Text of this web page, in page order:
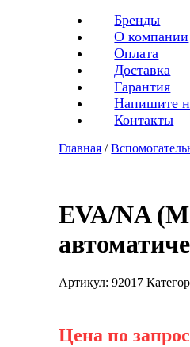
Бренды
О компании
Оплата
Доставка
Гарантия
Напишите
Контакты
Главная /
EVA/NA
Артикул:92017
Цена по